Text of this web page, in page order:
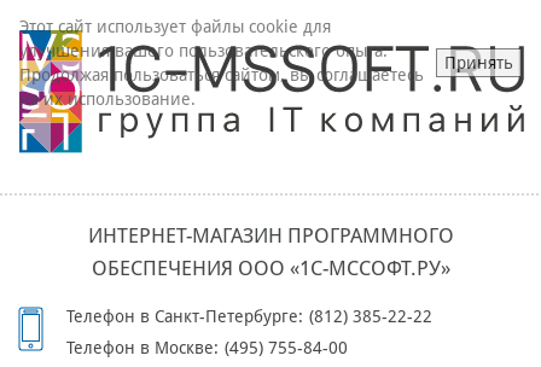
ИНТЕРНЕТ-МАГАЗИН ПРОГРАММНОГО
ОБЕСПЕЧЕНИЯ ООО «1С-МССОФТ.РУ»
Телефон в Санкт-Петербурге: (812) 385-22-22
Телефон в Москве: (495) 755-84-00
Этот сайт использует файлы cookie для
улучшения вашего пользовательского опыта.
Продолжая пользоваться сайтом, вы соглашаетесь
на их использование.
Принять